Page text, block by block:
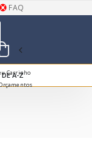
FAQ
Carrinho
DE A-Z